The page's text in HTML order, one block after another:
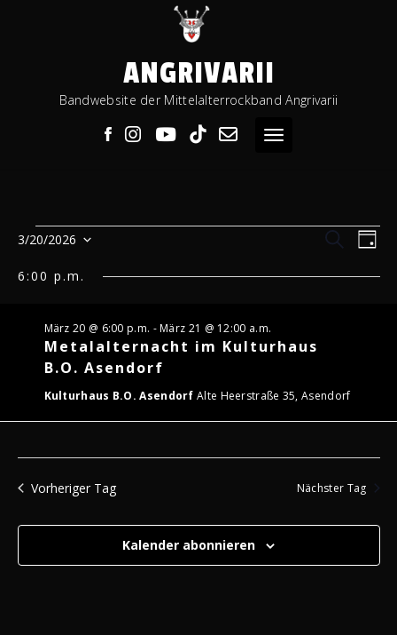
ANGRIVARII
Bandwebsite der Mittelalterrockband Angrivarii
Toggle navigation
VERANSTALTUNGEN
FÜR
20,
2026
SUCHE
Suche
Tag
3/20/2026
wählen.
6:00 p.m.
Metalalternacht im Kulturhaus
B.O. Asendorf
März 20 @ 6:00 p.m. -März 21 @ 12:00 a.m.
Kulturhaus B.O. Asendorf Alte Heerstraße 35, Asendorf
Vorheriger Tag Nächster Tag
Kalender abonnieren